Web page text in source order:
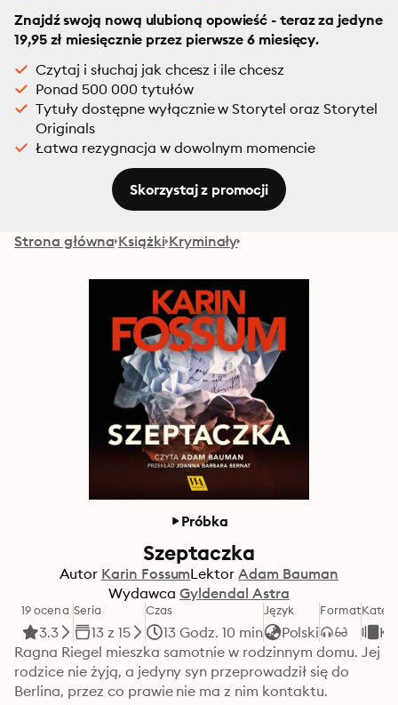
Znajdź swoją nową ulubioną opowieść - teraz za jedyne
19,95 zł miesięcznie przez pierwsze 6 miesięcy.
Czytaj i słuchaj jak chcesz i ile chcesz
Ponad 500 000 tytułów
Tytuły dostępne wyłącznie w Storytel oraz Storytel
Originals
Łatwa rezygnacja w dowolnym momencie
Skorzystaj z promocji
Strona główna Książki Kryminały
Próbka
Szeptaczka
Autor Karin FossumLektor Adam Bauman
Wydawca Gyldendal Astra
19 ocena
3.3
Seria
13 z 15
Czas
13 Godz. 10 min
Język
Polski
Format
Ragna Riegel mieszka samotnie w rodzinnym domu. Jej
rodzice nie żyją, a jedyny syn przeprowadził się do
Berlina, przez co prawie nie ma z nim kontaktu.